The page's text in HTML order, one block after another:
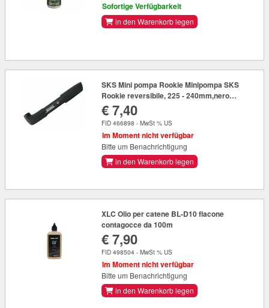
Sofortige Verfügbarkeit
in den Warenkorb legen
SKS Mini pompa Rookie Minipompa SKS
Rookie reversibile, 225 - 240mm,nero
VD/VS/VP su cartoncino
€ 7,40
FID 466898 - MwSt % US
Im Moment nicht verfügbar
Bitte um Benachrichtigung
in den Warenkorb legen
XLC Olio per catene BL-D10 flacone
contagocce da 100m
€ 7,90
FID 498504 - MwSt % US
Im Moment nicht verfügbar
Bitte um Benachrichtigung
in den Warenkorb legen